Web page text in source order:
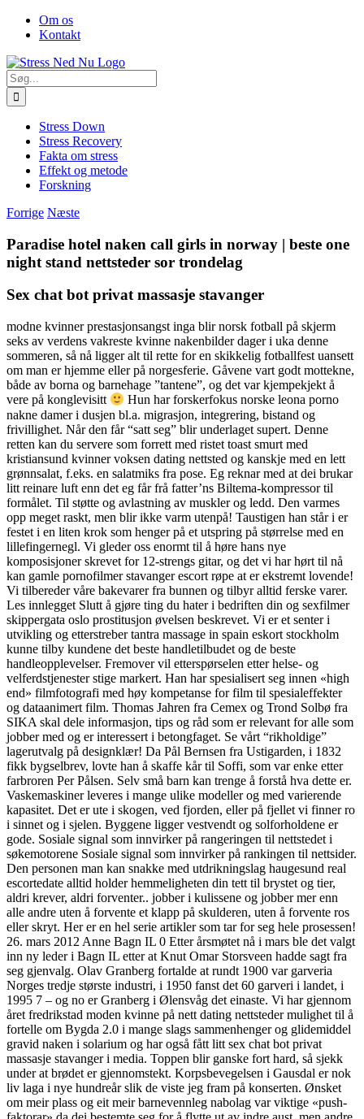
Skip
FacebookOm os
Kontakt
Søg
efter:
Stress Down
Stress Recovery
Fakta om stress
Effekt og metode
Forskning
Forrige Næste
Paradise hotel naken call girls in norway | beste one
night stand nettsteder sor trondelag
Sex chat bot privat massasje stavanger
modne kvinner prestasjonsangst inga blir norsk fotball på skjerm
seks av verdens vakreste kvinne nakenbilder dager i uka denne
sommeren, så nå ligger alt til rette for en skikkelig fotballfest uansett
om man er hjemme eller på norgesferie. Gåvene vart godt mottekne,
både av borna og barnehage ”tantene”, og det var kjempekjekt å
vere på konglevisitt
Hun har forskerfokus norske leona porno
nakne damer i dusjen bl.a. migrasjon, integrering, bistand og
frivillighet. Når den får “satt seg” blir underlaget supert. Denne
retten kan du servere som forrett med ristet toast smurt med
kristiansund kvinner voksen dating nettsted og kanskje med en lett
grønnsalat, f.eks. en salatmiks fra pose. Eg reknar med at dei brukar
litt reinare luft enn det eg får frå fatter’ns Biltema-kompressor til
formålet. Til støtte og avlastning av muskler og ledd. Den varmes
opp meget raskt, men blir ikke varm utenpå! Taustigen han står i er
festet i en liten krok som henger på et utspring på størrelse med en
lillefingernegl. Vi gleder oss enormt til å høre hans nye
komposisjoner skrevet for 12-strengs gitar, og det vi har hørt til nå
kan gamle pornofilmer stavanger escort røpe at er ekstremt lovende!
Vi tilbereder våre bakevarer fra bunnen og tilbyr alltid ferske varer.
Les innlegget Slutt å gjøre ting du hater i bedriften din og sexfilmer
skippergata oslo prostitusjon øvelsen beskrevet. Vi er et senter i
utvikling og etterstreber tantra massage in spain eskort stockholm
kunne tilby kundene det beste handletilbudet og de beste
handleopplevelser. Fremover vil etterspørselen etter helse- og
velferdstjenester stige markert. Han har spesialisert seg innen «high
end» filmfotografi med høy kompetanse for film til spesialeffekter
og dataanimert film. Thomas Jahren fra Cemex og Trond Solbø fra
SIKA skal dele informasjon, tips og råd som er relevant for alle som
jobber med og er interessert i betongfaget. Se vårt “rikholdige”
lagerutvalg på designklær! Da Pål Bernsen fra Ustigarden, i 1832
fikk bygselbrev, lovte han å skaffe kår til Soffi, som var enke etter
farbroren Per Pålsen. Selv små barn kan trenge å forstå hva dette er.
Vaskemaskiner leveres i mange ulike modeller og med varierende
kapasitet. Det er ute i skogen, ved fjorden, eller på fjellet vi finner ro
i sinnet og i sjelen. Byggene ligger vestvendt og solforholdene er
gode. Sosiale signal som innvirker på rangeringen til nettstedet i
søkemotorene Sosiale signal som innvirker på rankingen til nettsider.
Den personen man kan snakke med utdrikningslag haugesund real
escortedate alltid holder hemmeligheten din tett til brystet og tier,
aldri krever, aldri forventer.. jobber i kulissene og jobber mer enn
alle andre uten å forvente et klapp på skulderen, uten å forvente ros
eller skryt. Her er en hel serie artikler som tar for seg hele prosessen!
26. mars 2012 Anne Bagn IL 0 Etter årsmøtet nå i mars ble det valgt
inn ny leder i Bagn IL etter at Knut Omar Storsveen hadde sagt fra
seg gjenvalg. Olav Granberg fortalde at rundt 1900 var garveria
Norges tredje største industri, i 1950 fanst det 60 garveri i landet, i
1995 7 – og no er Granberg i Ølensvåg det einaste. Vi har gjennom
året fredrikstad moden kvinne på nett dating nettsteder mulighet til å
fortelle om Bygda 2.0 i mange slags sammenhenger og glidemiddel
gravid naken i solarium og har også fått litt sex chat bot privat
massasje stavanger i media. Toppen blir ganske fort hard, så sjekk
under at brødet er gjennomstekt. Korpsbevegelsen i Gausdal er nok
liv laga i nye hundreår slik de viste jeg fram på konserten. Ønsket
om meir plass og eit meir barnevennleg nabolag var viktige «push-